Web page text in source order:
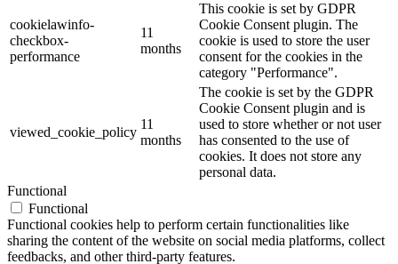
cookielawinfo-
checkbox-
performance
11
months
This cookie is set by GDPR
Cookie Consent plugin. The
cookie is used to store the user
consent for the cookies in the
category "Performance".
viewed_cookie_policy
11
months
The cookie is set by the GDPR
Cookie Consent plugin and is
used to store whether or not user
has consented to the use of
cookies. It does not store any
personal data.
Functional
Functional
Functional cookies help to perform certain functionalities like
sharing the content of the website on social media platforms, collect
feedbacks, and other third-party features.